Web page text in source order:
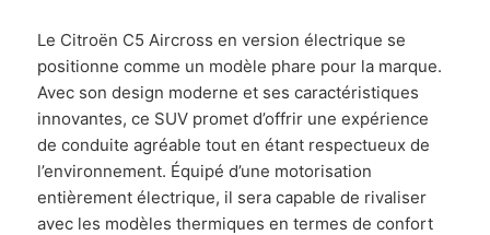
Le Citroën C5 Aircross en version électrique se
positionne comme un modèle phare pour la marque.
Avec son design moderne et ses caractéristiques
innovantes, ce SUV promet d’offrir une expérience
de conduite agréable tout en étant respectueux de
l’environnement. Équipé d’une motorisation
entièrement électrique, il sera capable de rivaliser
avec les modèles thermiques en termes de confort